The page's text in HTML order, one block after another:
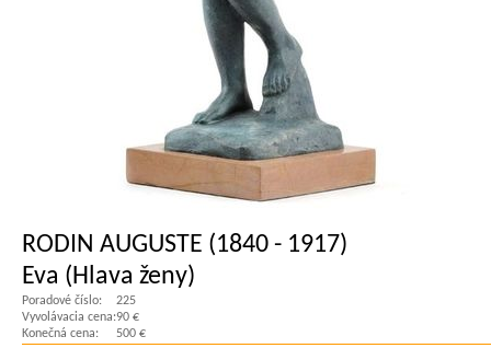
RODIN AUGUSTE (1840 - 1917)
Eva (Hlava ženy)
Poradové číslo:
225
Vyvolávacia cena:90 €
Konečná cena:
500 €